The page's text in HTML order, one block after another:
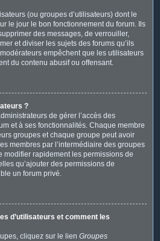
(ou groupes d’utilisateurs) dont le
le jour le bon fonctionnement du forum. Ils
des messages, de verrouiller,
et diviser les sujets des forums qu’ils
empêchent que les utilisateurs
du contenu abusif ou offensant.
?
de gérer l’accès des
et à ses fonctionnalités. Chaque membre
groupes et chaque groupe peut avoir
membres par l’intermédiaire des groupes
modifier rapidement les permissions de
qu’ajouter des permissions de
un forum privé.
d’utilisateurs et comment les
cliquez sur le lien Groupes